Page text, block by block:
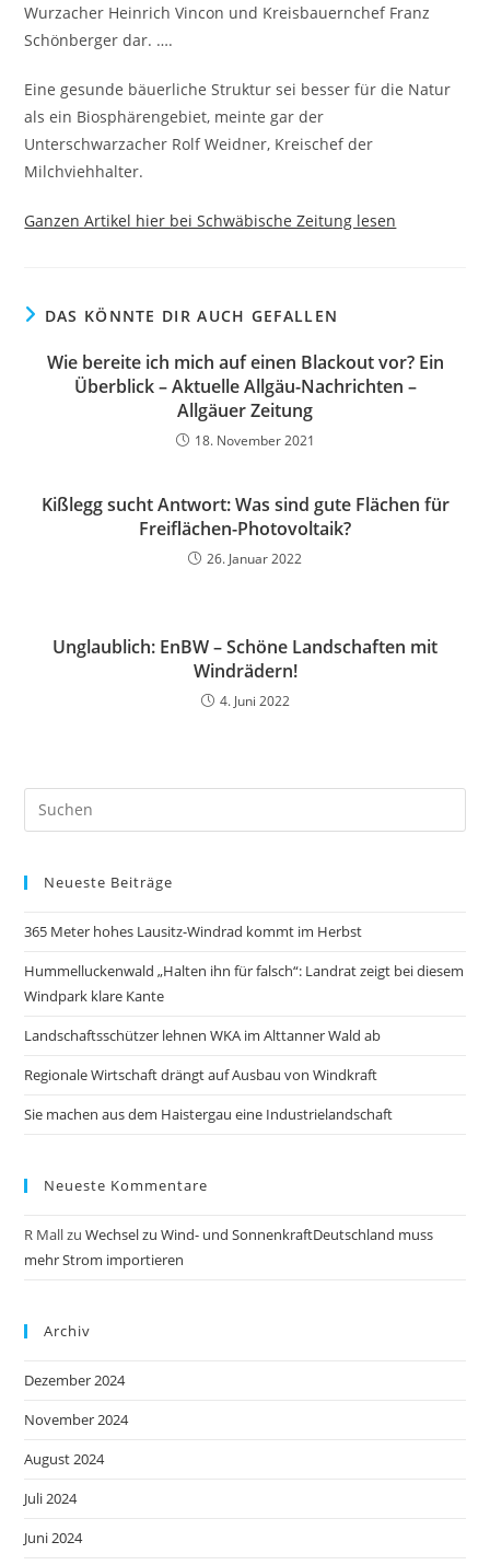
Wurzacher Heinrich Vincon und Kreisbauernchef Franz
Schönberger dar. ….
Eine gesunde bäuerliche Struktur sei besser für die Natur
als ein Biosphärengebiet, meinte gar der
Unterschwarzacher Rolf Weidner, Kreischef der
Milchviehhalter.
Ganzen Artikel hier bei Schwäbische Zeitung lesen
DAS KÖNNTE DIR AUCH GEFALLEN
Wie bereite ich mich auf einen Blackout vor? Ein
Überblick – Aktuelle Allgäu-Nachrichten –
Allgäuer Zeitung
18. November 2021
Kißlegg sucht Antwort: Was sind gute Flächen für
Freiflächen-Photovoltaik?
26. Januar 2022
Unglaublich: EnBW – Schöne Landschaften mit
Windrädern!
4. Juni 2022
Neueste Beiträge
365 Meter hohes Lausitz-Windrad kommt im Herbst
Hummelluckenwald „Halten ihn für falsch“: Landrat zeigt bei diesem
Windpark klare Kante
Landschaftsschützer lehnen WKA im Alttanner Wald ab
Regionale Wirtschaft drängt auf Ausbau von Windkraft
Sie machen aus dem Haistergau eine Industrielandschaft
Neueste Kommentare
R MallzuWechsel zu Wind- und SonnenkraftDeutschland muss
mehr Strom importieren
Archiv
Dezember 2024
November 2024
August 2024
Juli 2024
Juni 2024